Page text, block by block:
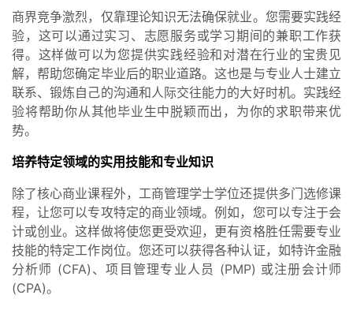
商界竞争激烈，仅靠理论知识无法确保就业。您需要实践经
验，这可以通过实习、志愿服务或学习期间的兼职工作获
得。这样做可以为您提供实践经验和对潜在行业的宝贵见
解，帮助您确定毕业后的职业道路。这也是与专业人士建立
联系、锻炼自己的沟通和人际交往能力的大好时机。实践经
验将帮助你从其他毕业生中脱颖而出，为你的求职带来优
势。
培养特定领域的实用技能和专业知识
除了核心商业课程外，工商管理学士学位还提供多门选修课
程，让您可以专攻特定的商业领域。例如，您可以专注于会
计或创业。这样做将使您更受欢迎，更有资格胜任需要专业
技能的特定工作岗位。您还可以获得各种认证，如特许金融
分析师 (CFA)、项目管理专业人员 (PMP) 或注册会计师
(CPA)。